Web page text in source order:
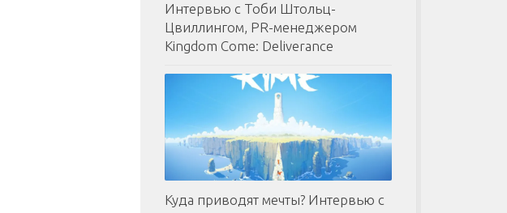
Интервью с Тоби Штольц-
Цвиллингом, PR-менеджером
Kingdom Come: Deliverance
Куда приводят мечты? Интервью с